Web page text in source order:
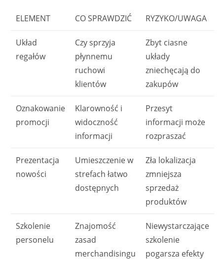
ELEMENT CO SPRAWDZIĆ RYZYKO/UWAGA
Układ
regałów
Czy sprzyja
płynnemu
ruchowi
klientów
Zbyt ciasne
układy
zniechęcają do
zakupów
Oznakowanie
promocji
Klarowność i
widoczność
informacji
Przesyt
informacji może
rozpraszać
Prezentacja
nowości
Umieszczenie w
strefach łatwo
dostępnych
Zła lokalizacja
zmniejsza
sprzedaż
produktów
Szkolenie
personelu
Znajomość
zasad
merchandisingu
Niewystarczające
szkolenie
pogarsza efekty